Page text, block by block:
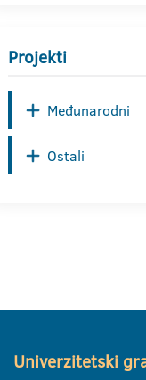
Projekti
Međunarodni
Ostali
Univerzitetski